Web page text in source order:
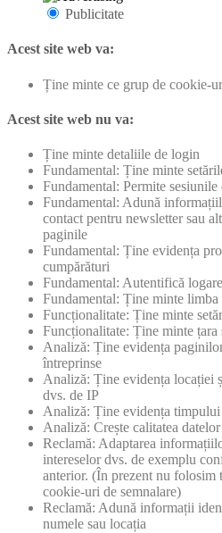
Publicitate
Acest site web va:
Ține minte ce grup de cookie-
Acest site web nu va:
Ține minte detaliile de login
Fundamental: Ține minte
Fundamental: Permite sesiunile
Fundamental: Adună
contact pentru newsletter sau
paginile
Fundamental: Ține evidența
cumpărături
Fundamental: Autentifică
Fundamental: Ține minte limba
Funcționalitate: Ține minte
Funcționalitate: Ține minte țara
Analiză: Ține evidența
întreprinse
Analiză: Ține evidența locației
dvs. de IP
Analiză: Ține evidența timpului
Analiză: Crește calitatea
Reclamă: Adaptarea
intereselor dvs. de exemplu
anterior. (În prezent nu folosim
cookie-uri de semnalare)
Reclamă: Adună informații
numele sau locația